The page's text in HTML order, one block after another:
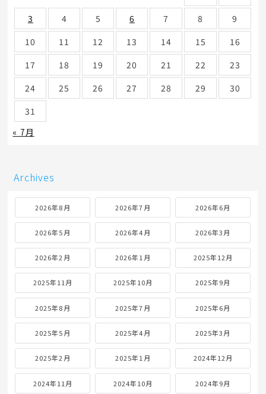
3
4 5 6 7 8
9
10
11 12 13 14 15
16
17
18 19 20 21 22
23
24
25 26 27 28 29
30
31
« 7月
Archives
2026年8月 2026年7月 2026年6月
2026年5月 2026年4月 2026年3月
2026年2月 2026年1月 2025年12月
2025年11月 2025年10月 2025年9月
2025年8月 2025年7月 2025年6月
2025年5月 2025年4月 2025年3月
2025年2月 2025年1月 2024年12月
2024年11月 2024年10月 2024年9月